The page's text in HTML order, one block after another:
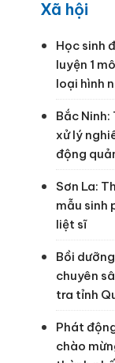
Xã hội
Học sinh
luyện 1
loại hình
Bắc
xử lý
động
Sơn La:
mẫu sinh
liệt sĩ
Bồi
chuyên
tra tỉnh
Phát
chào